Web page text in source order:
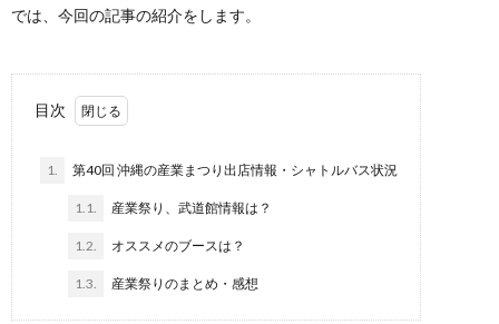
では、今回の記事の紹介をします。
目次
1. 第40回 沖縄の産業まつり出店情報・シャトルバス状況
1.1. 産業祭り、武道館情報は？
1.2. オススメのブースは？
1.3. 産業祭りのまとめ・感想